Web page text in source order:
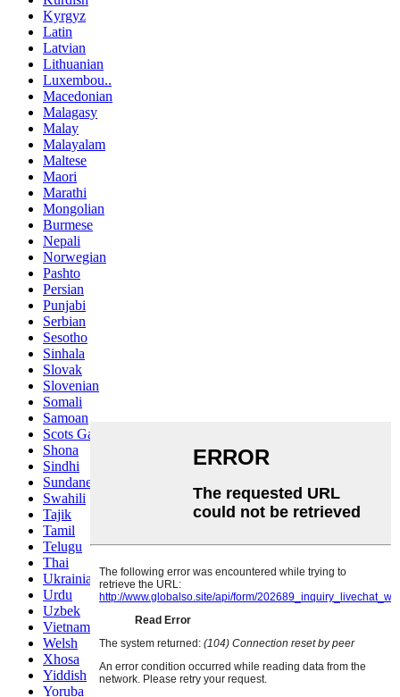
Kyrgyz
Latin
Latvian
Lithuanian
Luxembou..
Macedonian
Malagasy
Malay
Malayalam
Maltese
Maori
Marathi
Mongolian
Burmese
Nepali
Norwegian
Pashto
Persian
Punjabi
Serbian
Sesotho
Sinhala
Slovak
Slovenian
Somali
Samoan
Scots Gaelic
Shona
Sindhi
Sundanese
Swahili
Tajik
Tamil
Telugu
Thai
Ukrainian
Urdu
Uzbek
Vietnamese
Welsh
Xhosa
Yiddish
Yoruba